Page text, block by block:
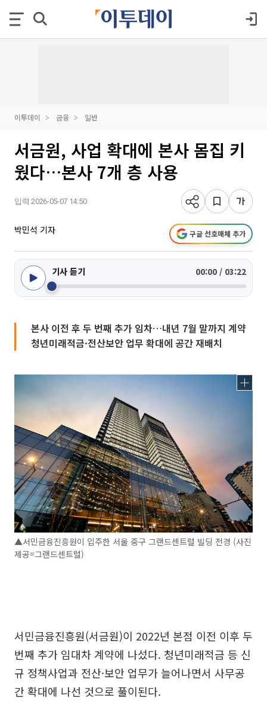
이투데이 금융 일반
서금원, 사업 확대에 본사 몸집 키
웠다…본사 7개 층 사용
입력 2026-05-07 14:50
박민석 기자 구글 선호매체 추가
기사 듣기 00:00 / 03:22
본사 이전 후 두 번째 추가 임차…내년 7월 말까지 계약
청년미래적금·전산보안 업무 확대에 공간 재배치
▲서민금융진흥원이 입주한 서울 중구 그랜드센트럴 빌딩 전경 (사진
제공=그랜드센트럴)
서민금융진흥원(서금원)이 2022년 본점 이전 이후 두
번째 추가 임대차 계약에 나섰다. 청년미래적금 등 신
규 정책사업과 전산·보안 업무가 늘어나면서 사무공
간 확대에 나선 것으로 풀이된다.